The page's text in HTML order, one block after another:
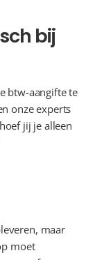
bij
btw-aangifte te
onze experts
jij je alleen
maar
moet